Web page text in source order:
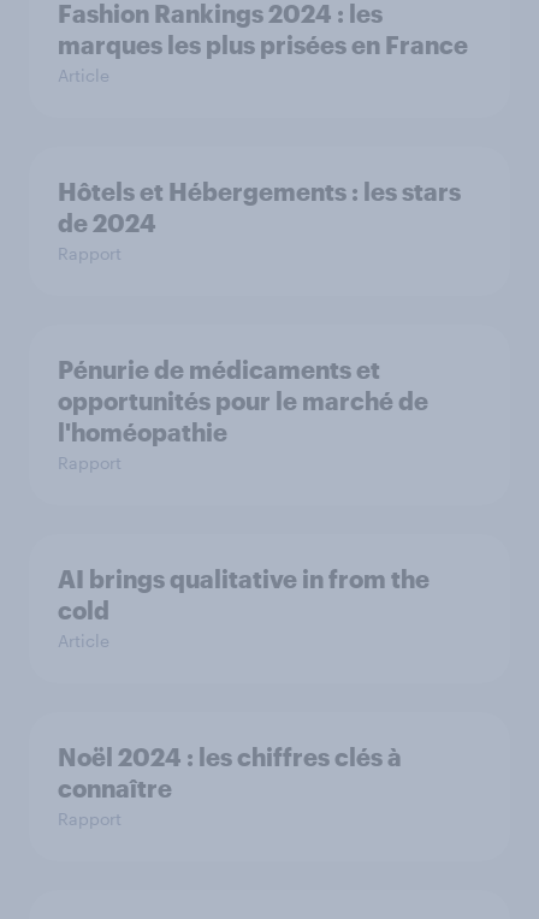
Fashion Rankings 2024 : les
marques les plus prisées en France
Article
Hôtels et Hébergements : les stars
de 2024
Rapport
Pénurie de médicaments et
opportunités pour le marché de
l'homéopathie
Rapport
AI brings qualitative in from the
cold
Article
Noël 2024 : les chiffres clés à
connaître
Rapport